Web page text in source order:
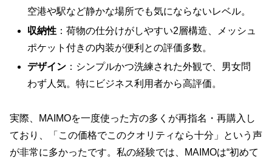
空港や駅など静かな場所でも気にならないレベル。
収納性 ：荷物の仕分けがしやすい2層構造、メッシュ
ポケット付きの内装が便利との評価多数。
デザイン ：シンプルかつ洗練された外観で、男女問
わず人気。特にビジネス利用者から高評価。
実際、MAIMOを一度使った方の多くが再指名・再購入し
ており、「この価格でこのクオリティなら十分」という声
が非常に多かったです。私の経験では、MAIMOは“初めて